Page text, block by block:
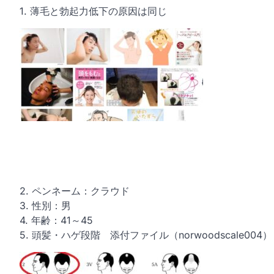
1. 薄毛と勃起力低下の原因は同じ
2. ペンネーム：クラウド
3. 性別：男
4. 年齢：41～45
5. 頭髪・ハゲ段階 添付ファイル（norwoodscale004